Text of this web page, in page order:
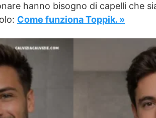
hanno bisogno di capelli che
Come funziona Toppik. »